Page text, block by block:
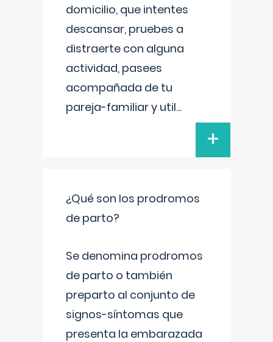
domicilio, que intentes
descansar, pruebes a
distraerte con alguna
actividad, pasees
acompañada de tu
pareja-familiar y util...
+
¿Qué son los prodromos
de parto?
Se denomina prodromos
de parto o también
preparto al conjunto de
signos-síntomas que
presenta la embarazada